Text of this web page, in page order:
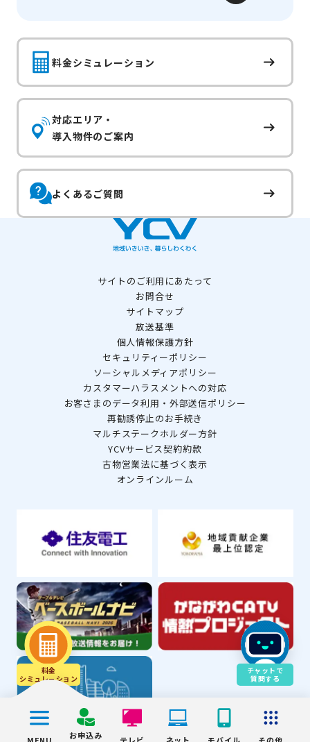
お申込み
料金シミュレーション
対応エリア・
導入物件のご案内
よくあるご質問
料金
シミュレ－ション
サイトのご利用にあたって
お問合せ
サイトマップ
放送基準
個人情報保護方針
セキュリティーポリシー
ソーシャルメディアポリシー
カスタマーハラスメントへの対応
お客さまのデータ利用・外部送信ポリシー
再勧誘停止のお手続き
マルチステークホルダー方針
YCVサービス契約約款
古物営業法に基づく表示
オンラインルーム
チャットで
質問する